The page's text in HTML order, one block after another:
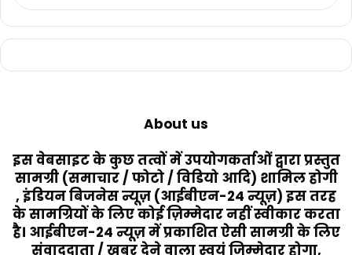
About us
इस वेबसाइट के कुछ तत्वों में उपयोगकर्ताओं द्वारा प्रस्तुत
सामग्री (समाचार / फोटो / विडियो आदि) शामिल होगी
, इंडियन बिजनेस न्यूज़ (आईबीएन-24 न्यूज़) इस तरह
के सामग्रियों के लिए कोई ज़िम्मेदार नहीं स्वीकार करता
है। आईबीएन-24 न्यूज़ में प्रकाशित ऐसी सामग्री के लिए
संवाददाता / खबर देने वाला स्वयं जिम्मेदार होगा,